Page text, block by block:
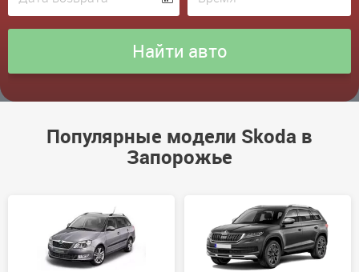
Популярные модели Skoda в
Запорожье